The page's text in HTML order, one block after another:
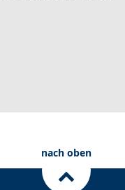
nach oben